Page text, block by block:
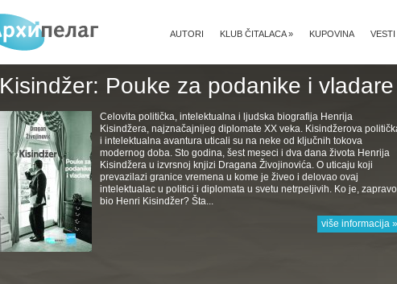
VESTI
KUPOVINA
KLUB ČITALACA»
AUTORI
Kisindžer: Pouke za podanike i vladare
Celovita politička, intelektualna i ljudska biografija Henrija
Kisindžera, najznačajnijeg diplomate XX veka. Kisindžerova
i intelektualna avantura uticali su na neke od ključnih tokova
modernog doba. Sto godina, šest meseci i dva dana života Henrija
Kisindžera u izvrsnoj knjizi Dragana Živojinovića. O uticaju koji
prevazilazi granice vremena u kome je živeo i delovao ovaj
intelektualac u politici i diplomata u svetu netrpeljivih. Ko je,
bio Henri Kisindžer? Šta...
više informacija »